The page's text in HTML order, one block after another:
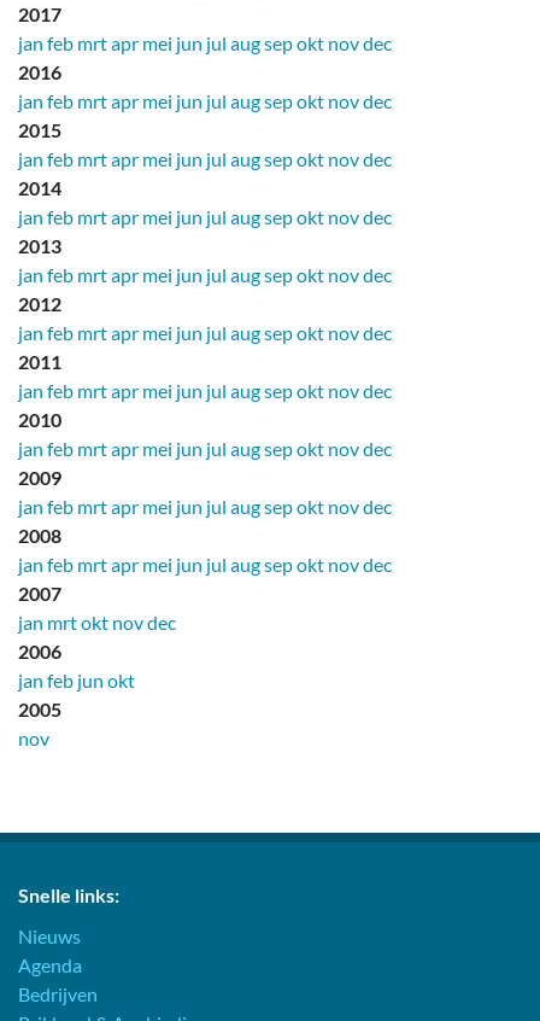
2017
jan feb mrtapr mei jun jul augsepokt novdec
2016
jan feb mrtapr mei jun jul augsepokt novdec
2015
jan feb mrtapr mei jun jul augsepokt novdec
2014
jan feb mrtapr mei jun jul augsepokt novdec
2013
jan feb mrtapr mei jun jul augsepokt novdec
2012
jan feb mrtapr mei jun jul augsepokt novdec
2011
jan feb mrtapr mei jun jul augsepokt novdec
2010
jan feb mrtapr mei jun jul augsepokt novdec
2009
jan feb mrtapr mei jun jul augsepokt novdec
2008
jan feb mrtapr mei jun jul augsepokt novdec
2007
jan mrtokt novdec
2006
jan feb jun okt
2005
nov
Snelle links:
Nieuws
Agenda
Bedrijven